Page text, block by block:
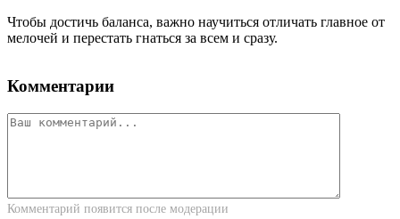
Чтобы достичь баланса, важно научиться отличать главное от
мелочей и перестать гнаться за всем и сразу.
Комментарии
Комментарий появится после модерации